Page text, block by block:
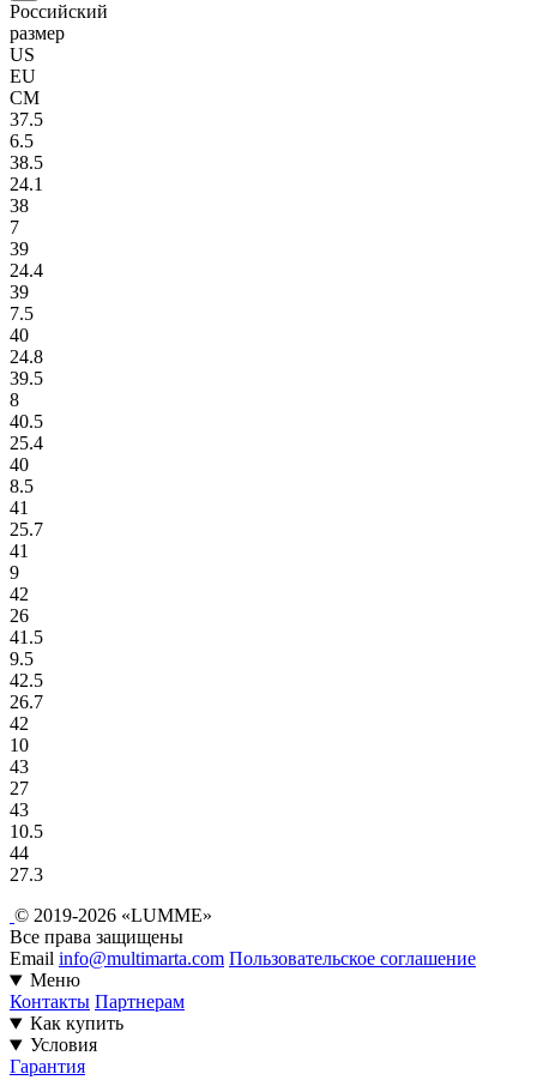
Российский
размер
US
EU
СМ
37.5
6.5
38.5
24.1
38
7
39
24.4
39
7.5
40
24.8
39.5
8
40.5
25.4
40
8.5
41
25.7
41
9
42
26
41.5
9.5
42.5
26.7
42
10
43
27
43
10.5
44
27.3
© 2019-2026 «LUMME»
Все права защищены
Email info@multimarta.com Пользовательское соглашение
Меню
Контакты Партнерам
Как купить
Условия
Гарантия